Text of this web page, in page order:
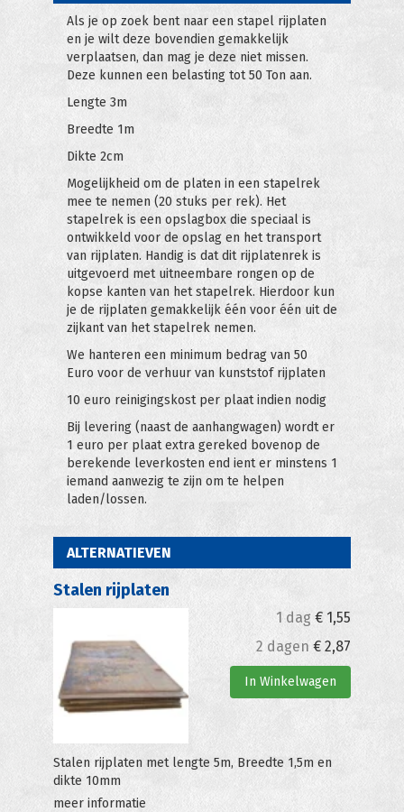
Als je op zoek bent naar een stapel rijplaten
en je wilt deze bovendien gemakkelijk
verplaatsen, dan mag je deze niet missen.
Deze kunnen een belasting tot 50 Ton aan.
Lengte 3m
Breedte 1m
Dikte 2cm
Mogelijkheid om de platen in een stapelrek
mee te nemen (20 stuks per rek). Het
stapelrek is een opslagbox die speciaal is
ontwikkeld voor de opslag en het transport
van rijplaten. Handig is dat dit rijplatenrek is
uitgevoerd met uitneembare rongen op de
kopse kanten van het stapelrek. Hierdoor kun
je de rijplaten gemakkelijk één voor één uit de
zijkant van het stapelrek nemen.
We hanteren een minimum bedrag van 50
Euro voor de verhuur van kunststof rijplaten
10 euro reinigingskost per plaat indien nodig
Bij levering (naast de aanhangwagen) wordt er
1 euro per plaat extra gereked bovenop de
berekende leverkosten end ient er minstens 1
iemand aanwezig te zijn om te helpen
laden/lossen.
ALTERNATIEVEN
Stalen rijplaten
1 dag € 1,55
2 dagen € 2,87
In Winkelwagen
Stalen rijplaten met lengte 5m, Breedte 1,5m en
dikte 10mm
meer informatie